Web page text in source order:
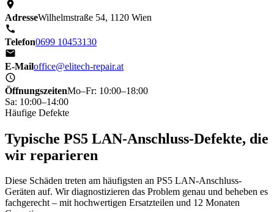
AdresseWilhelmstraße 54, 1120 Wien
Telefon0699 10453130
E-Mailoffice@elitech-repair.at
ÖffnungszeitenMo–Fr: 10:00–18:00
Sa: 10:00–14:00
Häufige Defekte
Typische PS5 LAN-Anschluss-Defekte, die
wir reparieren
Diese Schäden treten am häufigsten an PS5 LAN-Anschluss-
Geräten auf. Wir diagnostizieren das Problem genau und beheben es
fachgerecht – mit hochwertigen Ersatzteilen und 12 Monaten